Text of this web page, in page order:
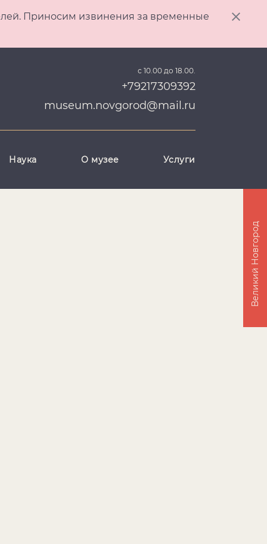
Приносим извинения за временные
с 10.00 до 18.00.
+79217309392
museum.novgorod@mail.ru
Наука О музее Услуги
Великий Новгород